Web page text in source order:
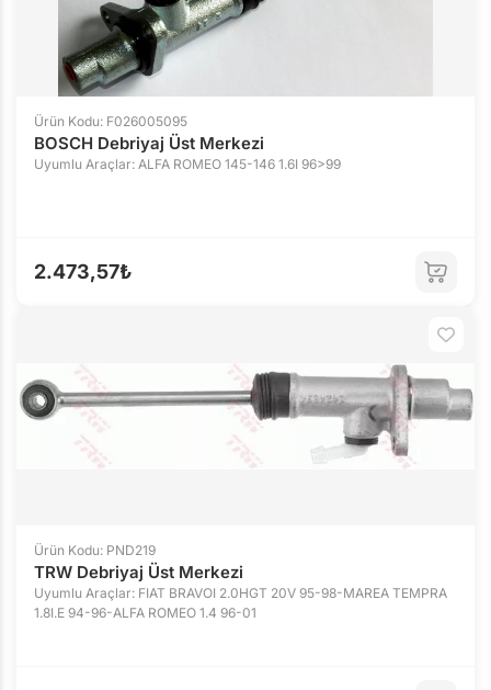
Ürün Kodu: F026005095
BOSCH Debriyaj Üst Merkezi
Uyumlu Araçlar: ALFA ROMEO 145-146 1.6I 96>99
2.473,57₺
Ürün Kodu: PND219
TRW Debriyaj Üst Merkezi
Uyumlu Araçlar: FIAT BRAVOI 2.0HGT 20V 95-98-MAREA TEMPRA
1.8I.E 94-96-ALFA ROMEO 1.4 96-01